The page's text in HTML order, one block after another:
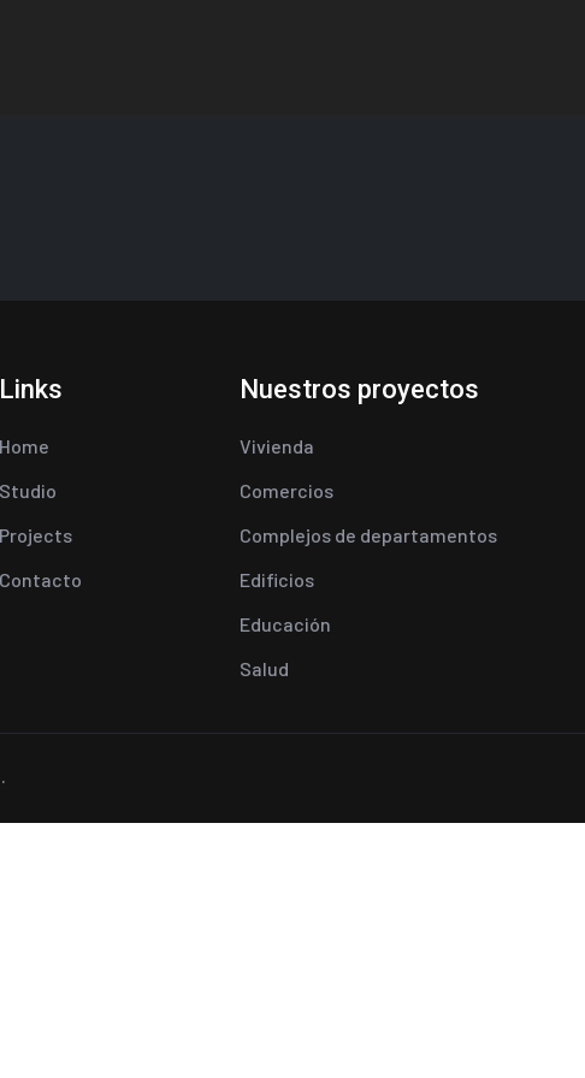
Links
Home
Studio
Projects
Contacto
Nuestros proyectos
Vivienda
Comercios
Complejos de departamentos
Edificios
Educación
Salud